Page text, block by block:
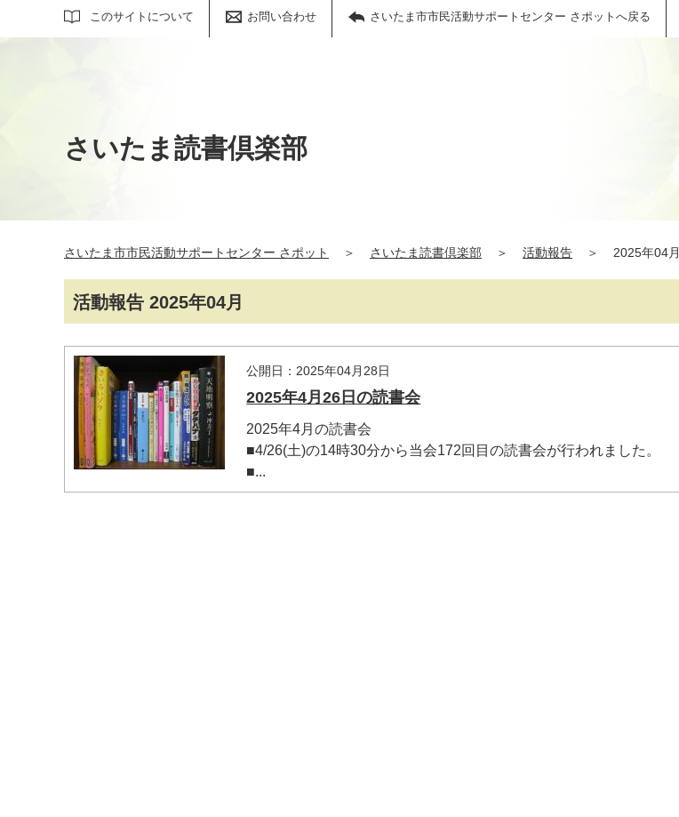
このサイトについて お問い合わせ さいたま市市民活動サポートセンター さポットへ戻る
サイト内検索
さいたま読書倶楽部
さいたま市市民活動サポートセンター さポット ＞ さいたま読書倶楽部 ＞ 活動報告 ＞ 2025年04月
活動報告 2025年04月
公開日：2025年04月28日
2025年4月26日の読書会
2025年4月の読書会
■4/26(土)の14時30分から当会172回目の読書会が行われました。
■...